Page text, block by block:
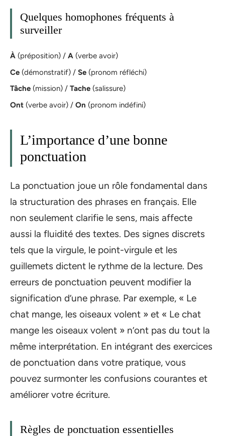
Quelques homophones fréquents à
surveiller
À (préposition) / A (verbe avoir)
Ce (démonstratif) / Se (pronom réfléchi)
Tâche (mission) / Tache (salissure)
Ont (verbe avoir) / On (pronom indéfini)
L’importance d’une bonne
ponctuation
La ponctuation joue un rôle fondamental dans
la structuration des phrases en français. Elle
non seulement clarifie le sens, mais affecte
aussi la fluidité des textes. Des signes discrets
tels que la virgule, le point-virgule et les
guillemets dictent le rythme de la lecture. Des
erreurs de ponctuation peuvent modifier la
signification d’une phrase. Par exemple, « Le
chat mange, les oiseaux volent » et « Le chat
mange les oiseaux volent » n’ont pas du tout la
même interprétation. En intégrant des exercices
de ponctuation dans votre pratique, vous
pouvez surmonter les confusions courantes et
améliorer votre écriture.
Règles de ponctuation essentielles